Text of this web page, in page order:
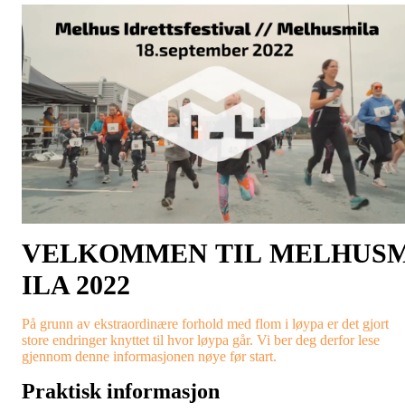
VELKOMMEN TIL M
ILA 2022
På grunn av ekstraordinære forhold med flom i løypa er det gjort
store endringer knyttet til hvor løypa går. Vi ber deg derfor lese
gjennom denne informasjonen nøye før start.
Praktisk informasjon